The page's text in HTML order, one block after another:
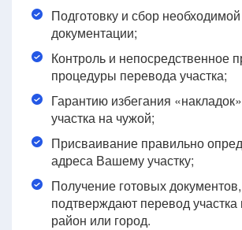
Подготовку и сбор необходимой
документации;
Контроль и непосредственное
процедуры перевода участка;
Гарантию избегания
участка на чужой;
Присваивание правильно
адреса Вашему участку;
Получение готовых
подтверждают перевод участка
район или город.